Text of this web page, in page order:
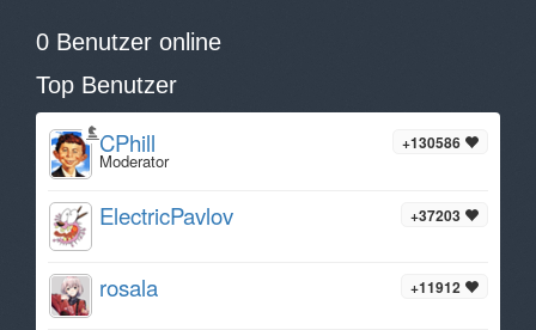
0 Benutzer online
Top Benutzer
+130586
CPhill
Moderator
+37203
ElectricPavlov
+11912
rosala